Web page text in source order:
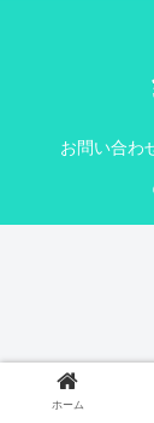
お問い合わ
ホーム